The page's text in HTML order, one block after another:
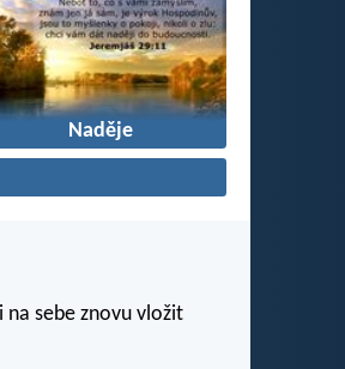
Naděje
na sebe znovu vložit